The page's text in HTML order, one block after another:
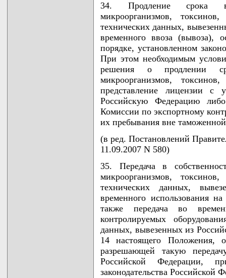
34. Продление срока
микроорганизмов,
технических данных,
временного ввоза (вывоза),
порядке, установленном
При этом необходимым
решения о продлении
микроорганизмов,
представление лицензии
Российскую Федерацию
Комиссии по экспортному
их пребывания вне
(в ред. Постановлений
11.09.2007 N 580)
35. Передача в
микроорганизмов,
технических данных,
временного использования
также передача во
контролируемых
данных, вывезенных из
14 настоящего Положения,
разрешающей такую
Российской Федерации,
законодательства Российской